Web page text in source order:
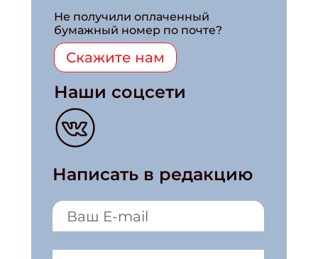
Не получили оплаченный
бумажный номер по почте?
Скажите нам
Наши соцсети
Написать в редакцию